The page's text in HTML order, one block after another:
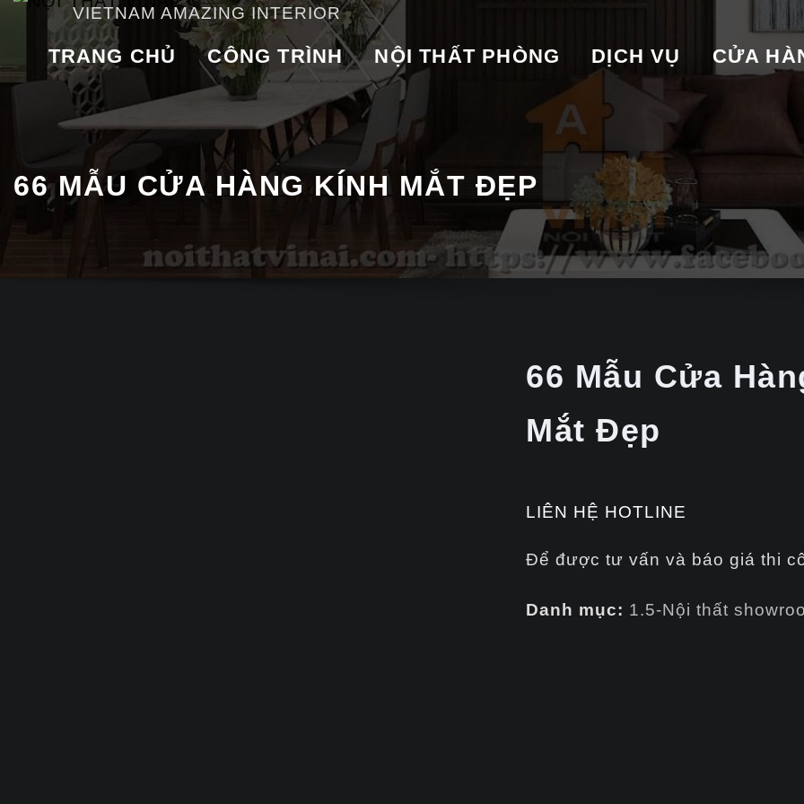
VIETNAM AMAZING INTERIOR
TRANG CHỦ CÔNG TRÌNH NỘI THẤT PHÒNG DỊCH VỤ CỬA
66 MẪU CỬA HÀNG KÍNH MẮT ĐẸP
66 Mẫu Cửa
Mắt Đẹp
LIÊN HỆ HOTLINE
Để được tư vấn và báo giá thi
Danh mục: 1.5-Nội thất